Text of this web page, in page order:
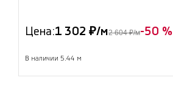
Цена:1 302 ₽/м2 604 ₽/м-50 %
В наличии 5.44 м